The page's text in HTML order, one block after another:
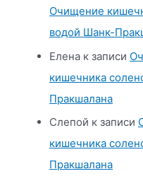
Очищение
водой Шанк-
Елена к записи
кишечника
Пракшалана
Слепой к записи
кишечника
Пракшалана